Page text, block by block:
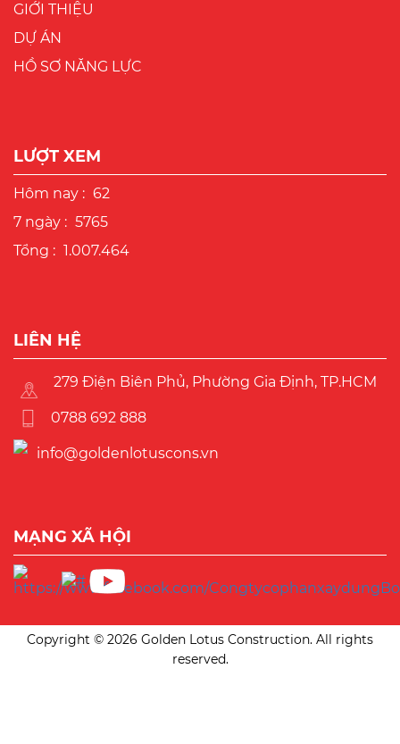
GIỚI THIỆU
DỰ ÁN
HỒ SƠ NĂNG LỰC
LƯỢT XEM
Hôm nay : 62
7 ngày : 5765
Tổng : 1.007.464
LIÊN HỆ
279 Điện Biên Phủ, Phường Gia Định, TP.HCM
0788 692 888
info@goldenlotuscons.vn
MẠNG XÃ HỘI
Copyright © 2026 Golden Lotus Construction. All rights
reserved.